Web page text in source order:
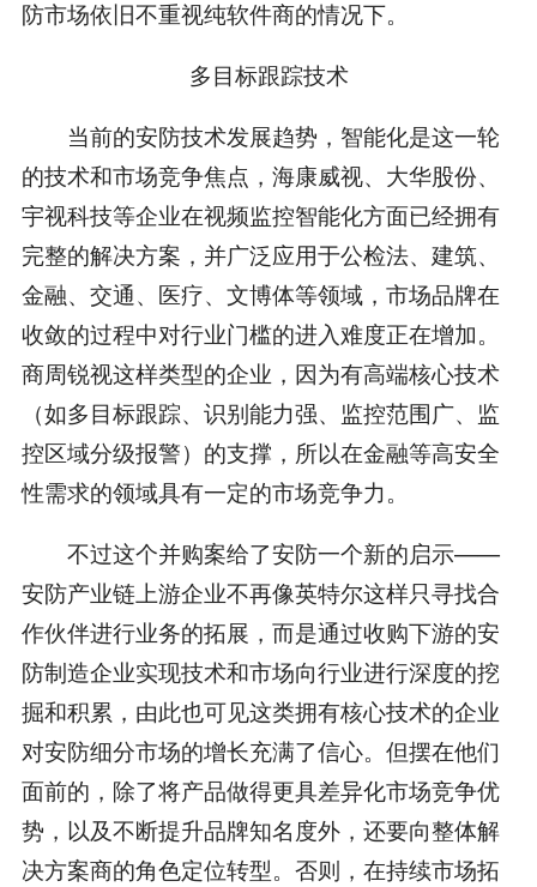
防市场依旧不重视纯软件商的情况下。
多目标跟踪技术
当前的安防技术发展趋势，智能化是这一轮
的技术和市场竞争焦点，海康威视、大华股份、
宇视科技等企业在视频监控智能化方面已经拥有
完整的解决方案，并广泛应用于公检法、建筑、
金融、交通、医疗、文博体等领域，市场品牌在
收敛的过程中对行业门槛的进入难度正在增加。
商周锐视这样类型的企业，因为有高端核心技术
（如多目标跟踪、识别能力强、监控范围广、监
控区域分级报警）的支撑，所以在金融等高安全
性需求的领域具有一定的市场竞争力。
不过这个并购案给了安防一个新的启示——
安防产业链上游企业不再像英特尔这样只寻找合
作伙伴进行业务的拓展，而是通过收购下游的安
防制造企业实现技术和市场向行业进行深度的挖
掘和积累，由此也可见这类拥有核心技术的企业
对安防细分市场的增长充满了信心。但摆在他们
面前的，除了将产品做得更具差异化市场竞争优
势，以及不断提升品牌知名度外，还要向整体解
决方案商的角色定位转型。否则，在持续市场拓